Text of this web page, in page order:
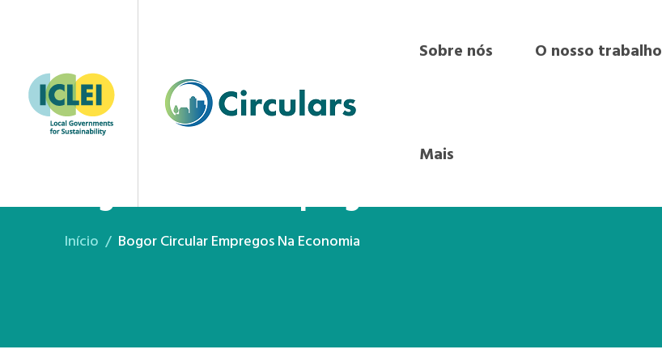
Sobre nós O nosso trabalho
Mais
Bogor Circular Empregos na economia
Início Bogor Circular Empregos Na Economia